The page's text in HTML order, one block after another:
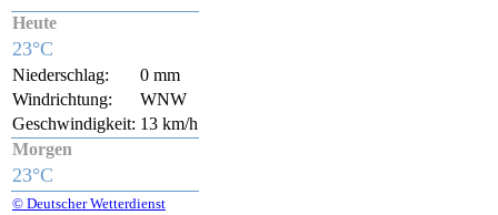
Heute
23°C
Niederschlag:
0 mm
Windrichtung:
WNW
Geschwindigkeit: 13 km/h
Morgen
23°C
© Deutscher Wetterdienst